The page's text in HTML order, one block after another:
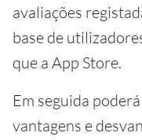
avaliações
base de
que a App Store.
Em seguida
vantagens e